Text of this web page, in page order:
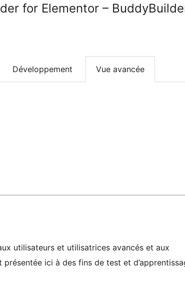
for Elementor –
Développement Vue avancée
utilisateurs et utilisatrices avancés et aux
ici à des fins de test et